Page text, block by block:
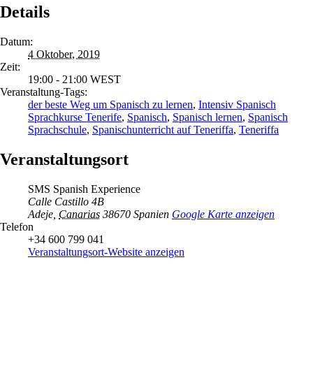
Details
Datum:
4 Oktober, 2019
Zeit:
19:00 - 21:00 WEST
Veranstaltung-Tags:
der beste Weg um Spanisch zu lernen, Intensiv Spanisch
Sprachkurse Tenerife, Spanisch, Spanisch lernen, Spanisch
Sprachschule, Spanischunterricht auf Teneriffa, Teneriffa
Veranstaltungsort
SMS Spanish Experience
Calle Castillo 4B
Adeje Canarias 38670 Spanien Google Karte anzeigen
Telefon
+34 600 799 041
Veranstaltungsort-Website anzeigen